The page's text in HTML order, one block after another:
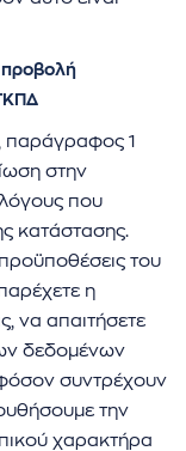
προβολή
παράγραφος 1
στην
που
κατάστασης.
του
η
να απαιτήσετε
δεδομένων
συντρέχουν
την
χαρακτήρα